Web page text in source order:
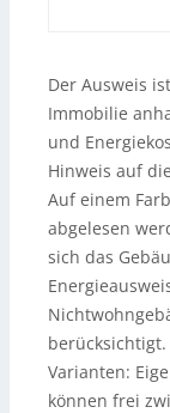
Der Ausweis
Immobilie
und
Hinweis auf
Auf einem
abgelesen
sich das
Varianten:
können frei